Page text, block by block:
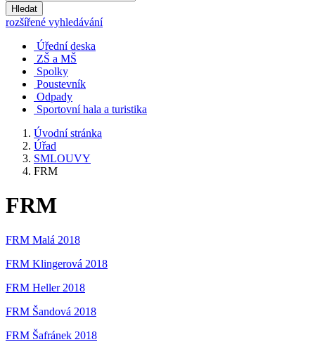
Hledat
rozšířené vyhledávání
Úřední deska
ZŠ a MŠ
Spolky
Poustevník
Odpady
Sportovní hala a turistika
Úvodní stránka
Úřad
SMLOUVY
FRM
FRM
FRM Malá 2018
FRM Klingerová 2018
FRM Heller 2018
FRM Šandová 2018
FRM Šafránek 2018